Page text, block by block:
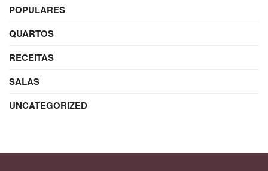
POPULARES
QUARTOS
RECEITAS
SALAS
UNCATEGORIZED